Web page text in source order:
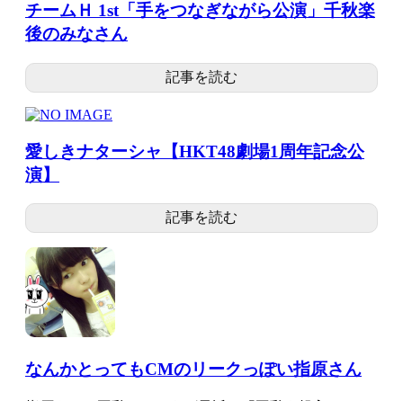
チームＨ 1st「手をつなぎながら公演」千秋楽
後のみなさん
記事を読む
愛しきナターシャ【HKT48劇場1周年記念公
演】
記事を読む
なんかとってもCMのリークっぽい指原さん